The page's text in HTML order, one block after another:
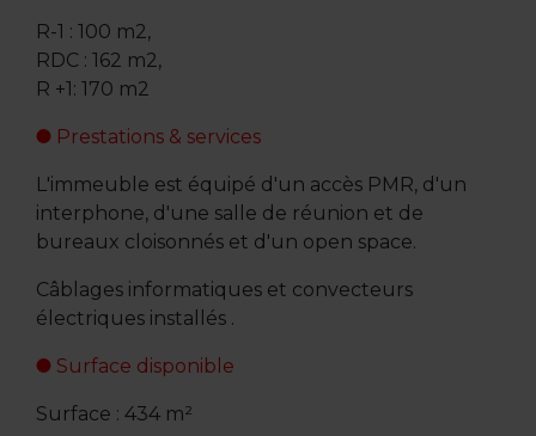
R-1 : 100 m2,
RDC : 162 m2,
R +1: 170 m2
Prestations & services
L'immeuble est équipé d'un accès PMR, d'un
interphone, d'une salle de réunion et de
bureaux cloisonnés et d'un open space.
Câblages informatiques et convecteurs
électriques installés .
Surface disponible
Surface : 434 m²